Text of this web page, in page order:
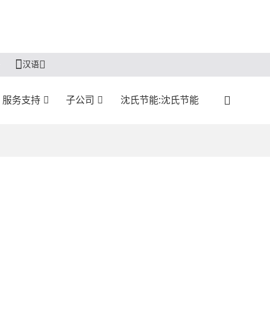
汉语
服务支持 子公司 沈氏节能:沈氏节能